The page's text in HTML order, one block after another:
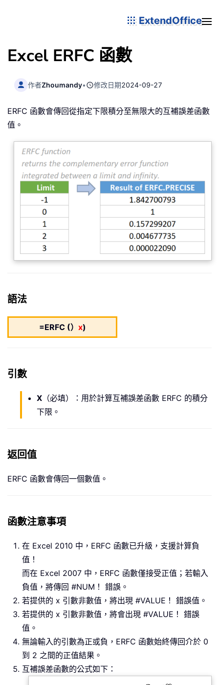
ExtendOffice
Excel ERFC 函數
作者Zhoumandy• 修改日期2024-09-27
ERFC 函數會傳回從指定下限積分至無限大的互補誤差函數
值。
語法
=ERFC (） x)
引數
X （必填）：用於計算互補誤差函數 ERFC 的積分
下限。
返回值
ERFC 函數會傳回一個數值。
函數注意事項
在 Excel 2010 中，ERFC 函數已升級，支援計算負
值！
而在 Excel 2007 中，ERFC 函數僅接受正值；若輸入
負值，將傳回 #NUM！ 錯誤。
若提供的 x 引數非數值，將出現 #VALUE！ 錯誤值。
若提供的 x 引數非數值，將會出現 #VALUE！ 錯誤
值。
無論輸入的引數為正或負，ERFC 函數始終傳回介於 0
到 2 之間的正值結果。
互補誤差函數的公式如下：